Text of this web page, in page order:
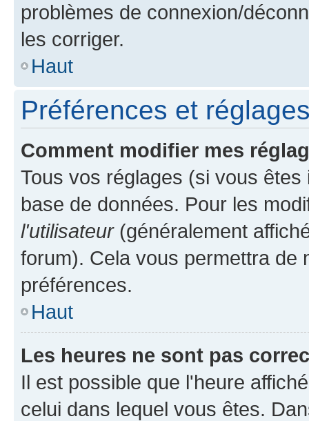
problèmes de connexion/
les corriger.
Haut
Préférences et
Comment modifier mes
Tous vos réglages (si vous
base de données. Pour les
l'utilisateur(généralement
forum). Cela vous permettra de
préférences.
Haut
Les heures ne sont pas
Il est possible que l'heure
celui dans lequel vous êtes.